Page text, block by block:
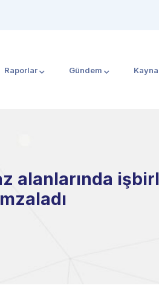
Raporlar Gündem
alanlarında